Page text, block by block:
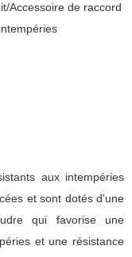
Accessoire de raccord
aux intempéries
et sont dotés d'une
qui favorise une
et une résistance